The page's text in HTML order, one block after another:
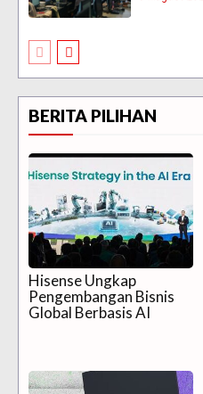
BERITA PILIHAN
Hisense Ungkap
Pengembangan Bisnis
Global Berbasis AI